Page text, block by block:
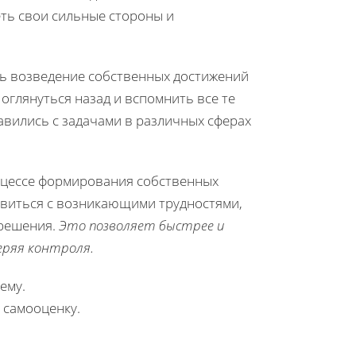
свои сильные стороны и
собственных достижений
назад и вспомнить все те
с задачами в различных сферах
формирования собственных
с возникающими трудностями,
Это позволяет быстрее и
контроля.